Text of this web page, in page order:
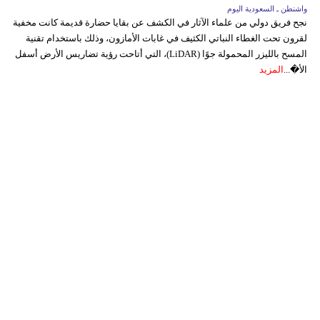
واشنطن ـ السعودية اليوم
نجح فريق دولي من علماء الآثار في الكشف عن بقايا حضارة قديمة كانت مخفية
لقرون تحت الغطاء النباتي الكثيف في غابات الأمازون، وذلك باستخدام تقنية
المسح بالليزر المحمولة جوًا (LiDAR)، التي أتاحت رؤية تضاريس الأرض أسفل
الأ�... المزيد